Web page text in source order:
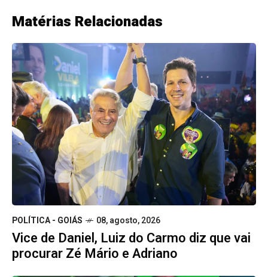
Matérias Relacionadas
POLÍTICA - GOIÁS 08, agosto, 2026
Vice de Daniel, Luiz do Carmo diz que vai
procurar Zé Mário e Adriano